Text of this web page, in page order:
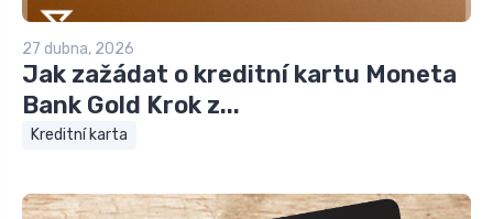
27 dubna, 2026
Jak zažádat o kreditní kartu Moneta
Bank Gold Krok z...
Kreditní karta